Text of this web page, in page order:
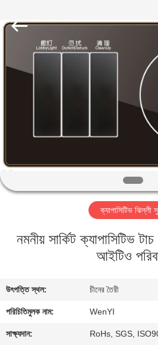
বাড়ি
আমাদের
সম্পর্কে
কারখানা
যোগাযোগ
করুন
Co.,
ক্যাপাসিটিভ ঝিল্লী
নমনীয় সার্কিট ক্যাপাসিটিভ
আইটিও
উৎপত্তি স্থল: চীনের তৈরী
পরিচিতিমুলক নাম: WenYI
সাক্ষ্যদান: RoHs, SGS,